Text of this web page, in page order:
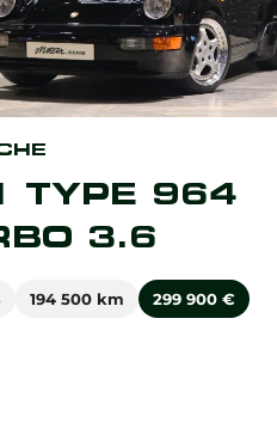
TYPE 964
3.6
194 500 km 299 900 €